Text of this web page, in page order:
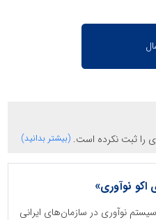
را ثبت نکرده است. (بیشتر بدانید)
اکو نوآوری»
نوآوری در سازمان‌های ایرانی